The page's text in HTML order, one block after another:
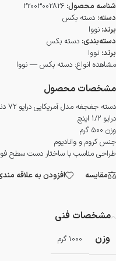
شناسه محصول: 22003002826
دسته: دسته بکس
برند: نووا
دسته‌بندی: دسته بکس
برند: نووا
مشاهده انواع: دسته بکس — نووا
مشخصات محصول
دسته جغجغه مدل آمریکایی درایو 72 دنده 250 میلیمتر
درایو 1/2 اینچ
وزن ۵۰۰ گرم
جنس کروم و وانادیوم
طراحی مناسب با ساختار دست سطح
مقایسه
افزودن به علاقه
مشخصات فنی
وزن
1000 گرم